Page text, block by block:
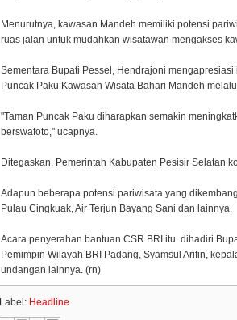
Menurutnya, kawasan Mandeh memiliki potensi
ruas jalan untuk mudahkan wisatawan mengakses
Sementara Bupati Pessel, Hendrajoni
Puncak Paku Kawasan Wisata Bahari Mandeh
"Taman Puncak Paku diharapkan semakin
berswafoto," ucapnya.
Ditegaskan, Pemerintah Kabupaten Pesisir Selatan
Adapun beberapa potensi pariwisata yang
Pulau Cingkuak, Air Terjun Bayang Sani dan lainnya.
Acara penyerahan bantuan CSR BRI itu dihadiri
Pemimpin Wilayah BRI Padang, Syamsul Arifin,
undangan lainnya. (rn)
Label: Headline